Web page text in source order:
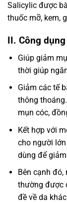
Salicylic được
thuốc mỡ, kem,
II. Công
Giúp giảm
thời giúp
Giảm các tế
thông
mụn cóc,
Kết hợp với
cho người
dùng để
Bên cạnh
thường được
đề về da